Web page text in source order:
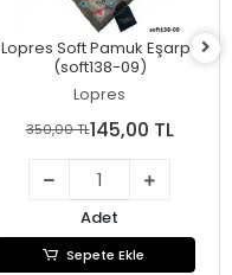
Lopres Soft Pamuk Eşarp-
(soft138-09)
Lopres
350,00 TL145,00 TL
Adet
Sepete Ekle